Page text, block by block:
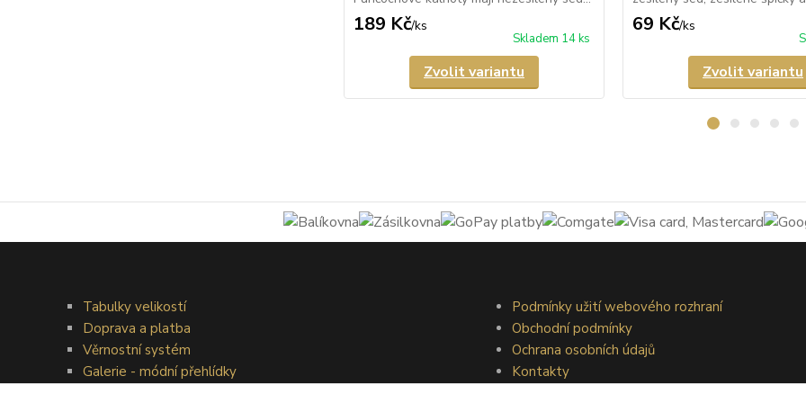
189 Kč/ks
Skladem 14 ks
Zvolit variantu
69 Kč/ks
Zvolit variantu
Tabulky velikostí
Doprava a platba
Věrnostní systém
Galerie - módní přehlídky
Podmínky užití webového rozhraní
Obchodní podmínky
Ochrana osobních údajů
Kontakty